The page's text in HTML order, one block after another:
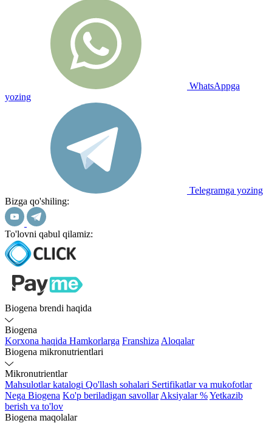
WhatsAppga
yozing
Telegramga yozing
Bizga qo'shiling:
To'lovni qabul qilamiz:
Biogena brendi haqida
Biogena
Korxona haqida Hamkorlarga Franshiza Aloqalar
Biogena mikronutrientlari
Mikronutrientlar
Mahsulotlar katalogi Qo'llash sohalari Sertifikatlar va mukofotlar
Nega Biogena Ko'p beriladigan savollar Aksiyalar %Yetkazib
berish va to'lov
Biogena maqolalar